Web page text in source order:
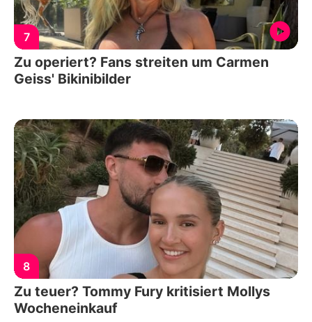
7
Zu operiert? Fans streiten um Carmen
Geiss' Bikinibilder
8
Zu teuer? Tommy Fury kritisiert Mollys
Wocheneinkauf